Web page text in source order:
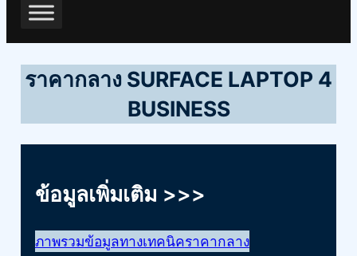
ราคากลาง SURFACE LAPTOP 4
BUSINESS
ข้อมูลเพิ่มเติม >>>
ภาพรวมข้อมูลทางเทคนิคราคากลาง